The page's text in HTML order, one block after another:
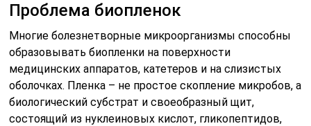
Проблема биопленок
Многие болезнетворные микроорганизмы способны
образовывать биопленки на поверхности
медицинских аппаратов, катетеров и на слизистых
оболочках. Пленка – не простое скопление микробов, а
биологический субстрат и своеобразный щит,
состоящий из нуклеиновых кислот, гликопептидов,